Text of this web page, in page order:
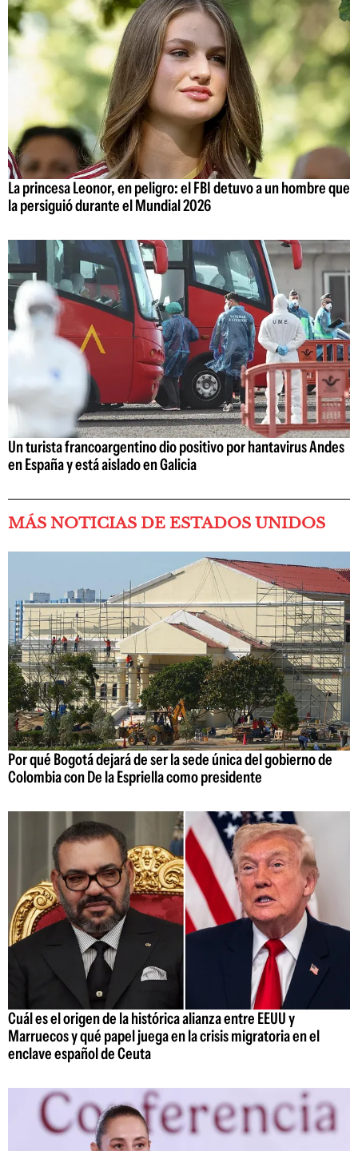
La princesa Leonor, en peligro: el FBI detuvo a un hombre que
la persiguió durante el Mundial 2026
Un turista francoargentino dio positivo por hantavirus Andes
en España y está aislado en Galicia
MÁS NOTICIAS DE ESTADOS UNIDOS
Por qué Bogotá dejará de ser la sede única del gobierno de
Colombia con De la Espriella como presidente
Cuál es el origen de la histórica alianza entre EEUU y
Marruecos y qué papel juega en la crisis migratoria en el
enclave español de Ceuta